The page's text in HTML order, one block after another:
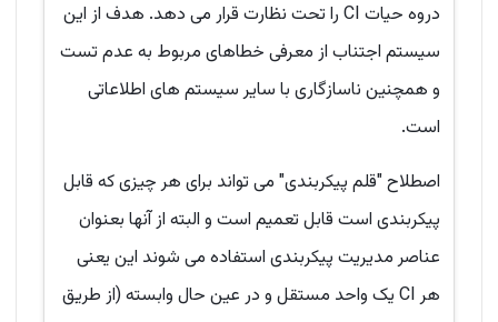
دروه حیات CI را تحت نظارت قرار می دهد. هدف از این
سیستم اجتناب از معرفی خطاهای مربوط به عدم تست
و همچنین ناسازگاری با سایر سیستم های اطلاعاتی
است.
اصطلاح "قلم پیکربندی" می تواند برای هر چیزی که قابل
پیکربندی است قابل تعمیم است و البته از آنها بعنوان
عناصر مدیریت پیکربندی استفاده می شوند این یعنی
هر CI یک واحد مستقل و در عین حال وابسته (از طریق